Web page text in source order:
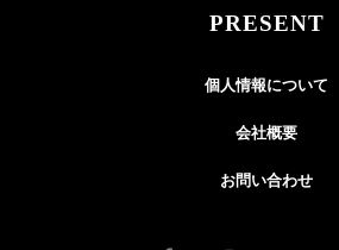
PRESENT
個人情報について
会社概要
お問い合わせ